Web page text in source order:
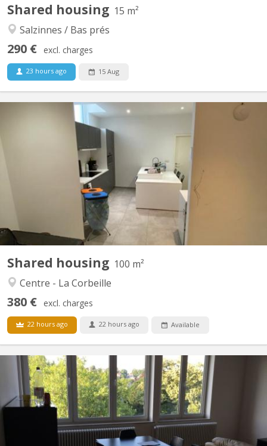
Shared housing 15 m²
Salzinnes / Bas prés
290 € excl. charges
23 hours ago 15 Aug
Shared housing 100 m²
Centre - La Corbeille
380 € excl. charges
22 hours ago 22 hours ago Available
KN 4612
RUE DES BRASSEURS 7, 5000 NAMUR: Immeuble composé de 3
appartements “colocation” et 1 studio-duplex.. Chaque logement
est spacieux, lumineux et entièrement rénové. La plupart ont une
vue Meuse- citadelle. Bâtiment situé en plein cœur de ville, dans
le quartier très prisé des brasseurs. A 2 pas du...
Super appartement 2 chambres située dans une belle résidence à
proximité de la Gare (7 avenue de la Gare), au 5ème étage avec
ascenseur. Complètement rénové, avec séjour, salle-à-manger,
cuisine complètement équipée séparée, salle-de-douche. Loyer
pour une chambre (une disponible). Grande chambre...